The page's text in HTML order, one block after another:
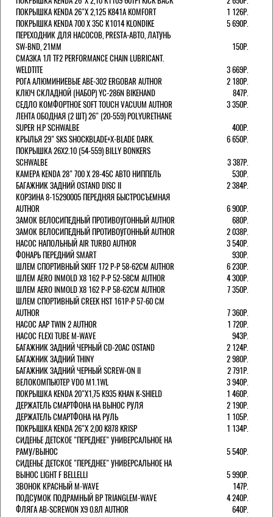
ПОКРЫШКА KENDA 26"Х 2,125 K841A KOMFORT
1 126Р.
ПОКРЫШКА KENDA 700 Х 35С К1014 KLONDIKE
5 690Р.
ПЕРЕХОДНИК ДЛЯ НАСОСОВ, PRESTA-АВТО, ЛАТУНЬ
SW-BND, 21ММ
150Р.
СМАЗКА 1Л TF2 PERFORMANCE CHAIN LUBRICANT.
WELDTITE
3 669Р.
РОГА АЛЮМИНИЕВЫЕ ABE-302 ERGOBAR AUTHOR
2 180Р.
КЛЮЧ СКЛАДНОЙ (НАБОР) YC-286N BIKEHAND
847Р.
СЕДЛО КОМФОРТНОЕ SOFT TOUCH VACUUM AUTHOR
3 350Р.
ЛЕНТА ОБОДНАЯ (2 ШТ) 26" (20-559) POLYURETHANE
SUPER H.P SCHWALBE
400Р.
КРЫЛЬЯ 29" SKS SHOCKBLADE+X-BLADE DARK.
6 650Р.
ПОКРЫШКА 26X2.10 (54-559) BILLY BONKERS
SCHWALBE
3 387Р.
КАМЕРА KENDA 28" 700 Х 28-45С АВТО НИППЕЛЬ
530Р.
БАГАЖНИК ЗАДНИЙ OSTAND DISC II
2 384Р.
КОРЗИНА 8-15290005 ПЕРЕДНЯЯ БЫСТРОСЪЕМНАЯ
AUTHOR
6 900Р.
ЗАМОК ВЕЛОСИПЕДНЫЙ ПРОТИВОУГОННЫЙ AUTHOR
680Р.
ЗАМОК ВЕЛОСИПЕДНЫЙ ПРОТИВОУГОННЫЙ AUTHOR
2 038Р.
НАСОС НАПОЛЬНЫЙ AIR TURBO AUTHOR
3 540Р.
ФОНАРЬ ПЕРЕДНИЙ SMART
930Р.
ШЛЕМ СПОРТИВНЫЙ SKIFF 172 Р-Р 58-62СМ AUTHOR
6 230Р.
ШЛЕМ AERO INMOLD X8 162 Р-Р 52-58СМ AUTHOR
4 300Р.
ШЛЕМ AERO INMOLD X8 162 Р-Р 58-62СМ AUTHOR
7 350Р.
ШЛЕМ СПОРТИВНЫЙ CREEK HST 161Р-Р 57-60 СМ
AUTHOR
7 360Р.
НАСОС AAP TWIN 2 AUTHOR
1 720Р.
НАСОС FLEXI TUBE M-WAVE
943Р.
БАГАЖНИК ЗАДНИЙ ЧЕРНЫЙ СD-20AC OSTAND
2 124Р.
БАГАЖНИК ЗАДНИЙ THINY
2 980Р.
БАГАЖНИК ЗАДНИЙ ЧЕРНЫЙ SCREW-ON II
2 791Р.
ВЕЛОКОМПЬЮТЕР VDO M1.1WL
3 940Р.
ПОКРЫШКА KENDA 20"Х1,75 K935 KHAN K-SHIELD
1 460Р.
ДЕРЖАТЕЛЬ СМАРТФОНА НА ВЫНОС РУЛЯ
2 190Р.
ДЕРЖАТЕЛЬ СМАРТФОНА НА РУЛЬ
1 105Р.
ПОКРЫШКА KENDA 26"Х 2,00 K878 KRISP
1 134Р.
СИДЕНЬЕ ДЕТСКОЕ "ПЕРЕДНЕЕ" УНИВЕРСАЛЬНОЕ НА
РАМУ/ВЫНОС
5 540Р.
СИДЕНЬЕ ДЕТСКОЕ "ПЕРЕДНЕЕ" УНИВЕРСАЛЬНОЕ НА
ВЫНОС LIGHT F BELLELLI
5 990Р.
ЗВОНОК КРАСНЫЙ M-WAVE
147Р.
ПОДСУМОК ПОДРАМНЫЙ BP TRIANGLEM-WAVE
4 240Р.
ФЛЯГА AB-SCREWON X9 0.8Л AUTHOR
640Р.